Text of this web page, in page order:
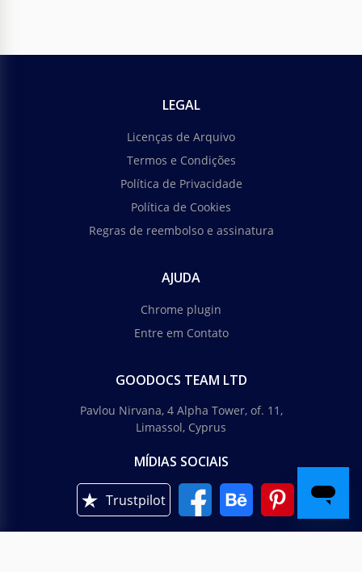
LEGAL
Licenças de Arquivo
Termos e Condições
Política de Privacidade
Política de Cookies
Regras de reembolso e assinatura
AJUDA
Chrome plugin
Entre em Contato
GOODOCS TEAM LTD
Pavlou Nirvana, 4 Alpha Tower, of. 11,
Limassol, Cyprus
MÍDIAS SOCIAIS
Trustpilot